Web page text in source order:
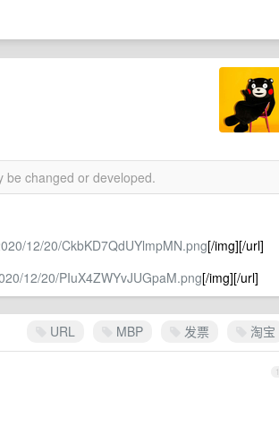
be changed or developed.
12/20/CkbKD7QdUYlmpMN.png[/img][/url]
12/20/PIuX4ZWYvJUGpaM.png[/img][/url]
URL MBP 发票 淘宝
1